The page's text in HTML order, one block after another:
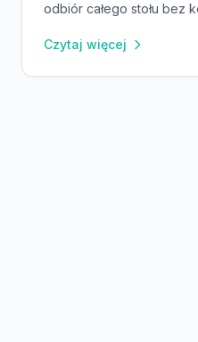
odbiór całego stołu bez
Czytaj więcej